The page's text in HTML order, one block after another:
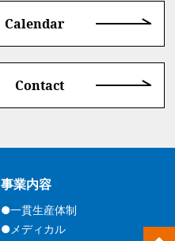
Calendar
Contact
事業内容
●一貫生産体制
●メディカル